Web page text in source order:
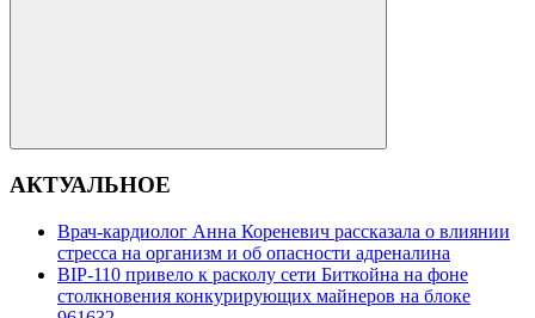
Поиск
АКТУАЛЬНОЕ
Врач-кардиолог Анна Кореневич рассказала о влиянии
стресса на организм и об опасности адреналина
BIP-110 привело к расколу сети Биткойна на фоне
столкновения конкурирующих майнеров на блоке